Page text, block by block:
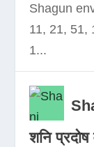
Shagun
11, 21, 51,
1...
शनि